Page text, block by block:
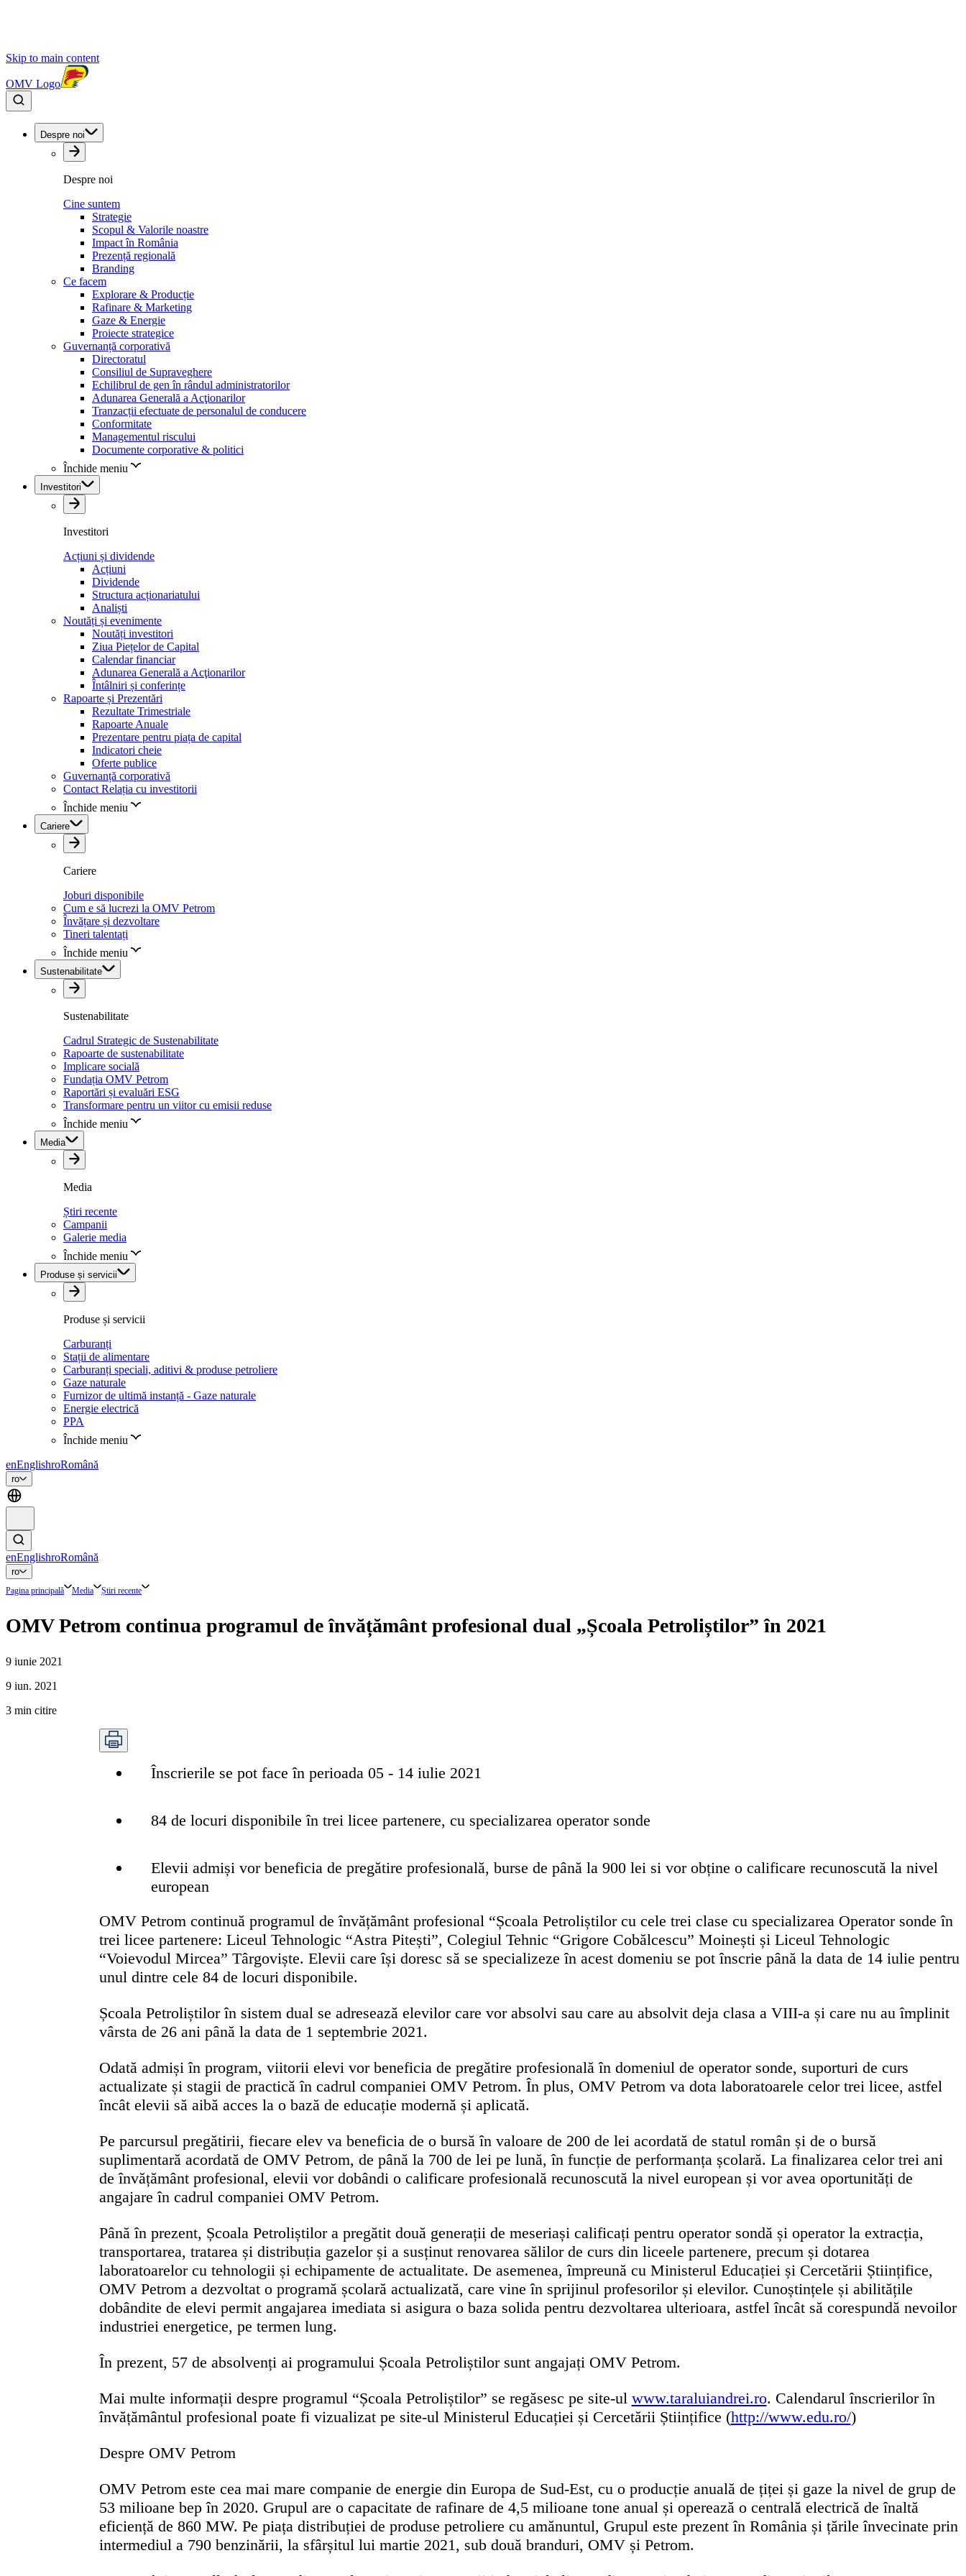
Skip to main content
OMV Logo
Despre noi
Despre noi
Cine suntem
Strategie
Scopul & Valorile noastre
Impact în România
Prezență regională
Branding
Ce facem
Explorare & Producție
Rafinare & Marketing
Gaze & Energie
Proiecte strategice
Guvernanță corporativă
Directoratul
Consiliul de Supraveghere
Echilibrul de gen în rândul administratorilor
Adunarea Generală a Acţionarilor
Tranzacții efectuate de personalul de conducere
Conformitate
Managementul riscului
Documente corporative & politici
Închide meniu
Investitori
Investitori
Acțiuni și dividende
Acțiuni
Dividende
Structura acționariatului
Analiști
Noutăți și evenimente
Noutăți investitori
Ziua Piețelor de Capital
Calendar financiar
Adunarea Generală a Acţionarilor
Întâlniri și conferințe
Rapoarte și Prezentări
Rezultate Trimestriale
Rapoarte Anuale
Prezentare pentru piața de capital
Indicatori cheie
Oferte publice
Guvernanță corporativă
Contact Relația cu investitorii
Închide meniu
Cariere
Cariere
Joburi disponibile
Cum e să lucrezi la OMV Petrom
Învățare și dezvoltare
Tineri talentați
Închide meniu
Sustenabilitate
Sustenabilitate
Cadrul Strategic de Sustenabilitate
Rapoarte de sustenabilitate
Implicare socială
Fundația OMV Petrom
Raportări și evaluări ESG
Transformare pentru un viitor cu emisii reduse
Închide meniu
Media
Media
Știri recente
Campanii
Galerie media
Închide meniu
Produse și servicii
Produse și servicii
Carburanți
Stații de alimentare
Carburanți speciali, aditivi & produse petroliere
Gaze naturale
Furnizor de ultimă instanță - Gaze naturale
Energie electrică
PPA
Închide meniu
enEnglishroRomână
ro
enEnglishroRomână
ro
Pagina principală Media Știri recente
OMV Petrom continua programul de învățământ profesional dual „Școala Petroliștilor” în 2021
9 iunie 2021
9 iun. 2021
3 min citire
Înscrierile se pot face în perioada 05 - 14 iulie 2021
84 de locuri disponibile în trei licee partenere, cu specializarea operator sonde
Elevii admiși vor beneficia de pregătire profesională, burse de până la 900 lei si vor obține o calificare recunoscută la nivel
european
OMV Petrom continuă programul de învățământ profesional “Școala Petroliștilor cu cele trei clase cu specializarea Operator sonde în
trei licee partenere: Liceul Tehnologic “Astra Pitești”, Colegiul Tehnic “Grigore Cobălcescu” Moinești și Liceul Tehnologic
“Voievodul Mircea” Târgoviște. Elevii care își doresc să se specializeze în acest domeniu se pot înscrie până la data de 14 iulie pentru
unul dintre cele 84 de locuri disponibile.
Școala Petroliștilor în sistem dual se adresează elevilor care vor absolvi sau care au absolvit deja clasa a VIII-a și care nu au împlinit
vârsta de 26 ani până la data de 1 septembrie 2021.
Odată admiși în program, viitorii elevi vor beneficia de pregătire profesională în domeniul de operator sonde, suporturi de curs
actualizate și stagii de practică în cadrul companiei OMV Petrom. În plus, OMV Petrom va dota laboratoarele celor trei licee, astfel
încât elevii să aibă acces la o bază de educație modernă și aplicată.
Pe parcursul pregătirii, fiecare elev va beneficia de o bursă în valoare de 200 de lei acordată de statul român și de o bursă
suplimentară acordată de OMV Petrom, de până la 700 de lei pe lună, în funcție de performanța școlară. La finalizarea celor trei ani
de învățământ profesional, elevii vor dobândi o calificare profesională recunoscută la nivel european și vor avea oportunități de
angajare în cadrul companiei OMV Petrom.
Până în prezent, Școala Petroliștilor a pregătit două generații de meseriași calificați pentru operator sondă și operator la extracția,
transportarea, tratarea și distribuția gazelor și a susținut renovarea sălilor de curs din liceele partenere, precum și dotarea
laboratoarelor cu tehnologii și echipamente de actualitate. De asemenea, împreună cu Ministerul Educației și Cercetării Științifice,
OMV Petrom a dezvoltat o programă școlară actualizată, care vine în sprijinul profesorilor și elevilor. Cunoștințele și abilitățile
dobândite de elevi permit angajarea imediata si asigura o baza solida pentru dezvoltarea ulterioara, astfel încât să corespundă nevoilor
industriei energetice, pe termen lung.
În prezent, 57 de absolvenți ai programului Școala Petroliștilor sunt angajați OMV Petrom.
Mai multe informații despre programul “Școala Petroliștilor” se regăsesc pe site-ul www.taraluiandrei.ro. Calendarul înscrierilor în
învățământul profesional poate fi vizualizat pe site-ul Ministerul Educației și Cercetării Științifice (http://www.edu.ro/)
Despre OMV Petrom
OMV Petrom este cea mai mare companie de energie din Europa de Sud-Est, cu o producție anuală de țiței și gaze la nivel de grup de
53 milioane bep în 2020. Grupul are o capacitate de rafinare de 4,5 milioane tone anual și operează o centrală electrică de înaltă
eficiență de 860 MW. Pe piața distribuției de produse petroliere cu amănuntul, Grupul este prezent în România și țările învecinate prin
intermediul a 790 benzinării, la sfârșitul lui martie 2021, sub două branduri, OMV și Petrom.